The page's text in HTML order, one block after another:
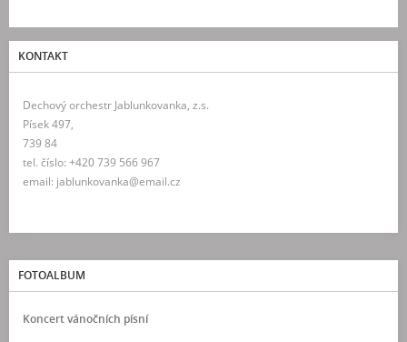
KONTAKT
Dechový orchestr Jablunkovanka, z.s.
Písek 497,
739 84
tel. číslo: +420 739 566 967
email: jablunkovanka@email.cz
FOTOALBUM
Koncert vánočních písní